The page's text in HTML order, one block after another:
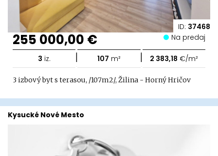
ID: 37468
255 000,00 € Na predaj
3 iz. | 107 m² | 2 383,18 €/m²
3 izbový byt s terasou, /107m2/, Žilina - Horný Hričov
Kysucké Nové Mesto